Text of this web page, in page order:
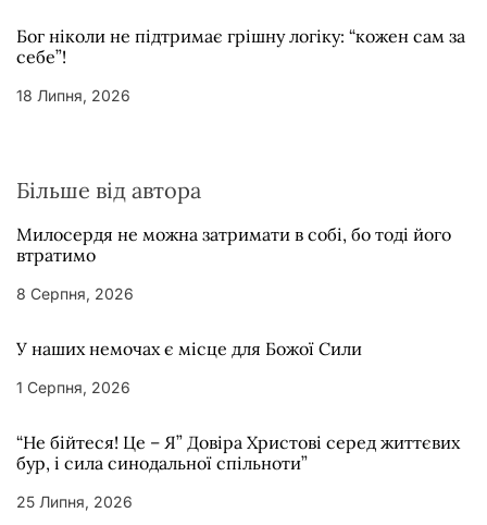
Бог ніколи не підтримає грішну логіку: “кожен сам за
себе”!
18 Липня, 2026
Більше від автора
Милосердя не можна затримати в собі, бо тоді його
втратимо
8 Серпня, 2026
У наших немочах є місце для Божої Сили
1 Серпня, 2026
“Не бійтеся! Це – Я” Довіра Христові серед життєвих
бур, і сила синодальної спільноти”
25 Липня, 2026